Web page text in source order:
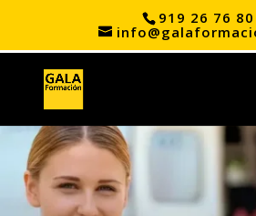
919 26 76 80